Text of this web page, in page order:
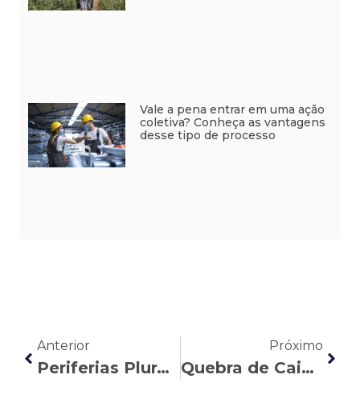
Vale a pena entrar em uma ação
coletiva? Conheça as vantagens
desse tipo de processo
Anterior
Periferias Plurais: o impacto dos olhares na vida de uma jovem negra
Próximo
Quebra de Caixa: entenda as ações judiciais que buscam esse adicional